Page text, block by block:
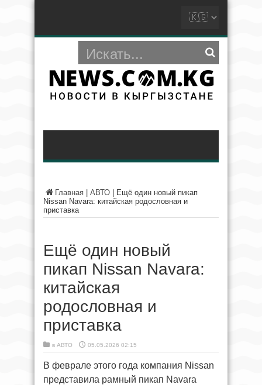
Главная АВТО
Ещё один новый пикап
Nissan Navara: китайская родословная и
приставка
Ещё один новый
пикап Nissan Navara:
китайская
родословная и
приставка
в АВТО 05.05.2026 02:15
В феврале этого года компания Nissan
представила рамный пикап Navara